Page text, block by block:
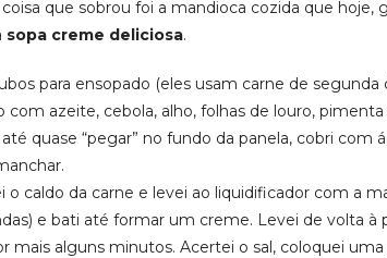
que sobrou foi a mandioca cozida que hoje,
sopa creme deliciosa.
para ensopado (eles usam carne de segunda
com azeite, cebola, alho, folhas de louro,
quase “pegar” no fundo da panela, cobri com
o caldo da carne e levei ao liquidificador com a
e bati até formar um creme. Levei de volta à
mais alguns minutos. Acertei o sal, coloquei